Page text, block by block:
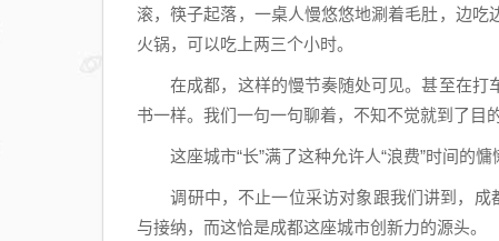
滚，筷子起落，一桌人慢悠悠地涮着毛肚，边
火锅，可以吃上两三个小时。
在成都，这样的慢节奏随处可见。甚至在打
书一样。我们一句一句聊着，不知不觉就到了目的
这座城市“长”满了这种允许人“浪费”时间的慵
调研中，不止一位采访对象跟我们讲到，成
与接纳，而这恰是成都这座城市创新力的源头。